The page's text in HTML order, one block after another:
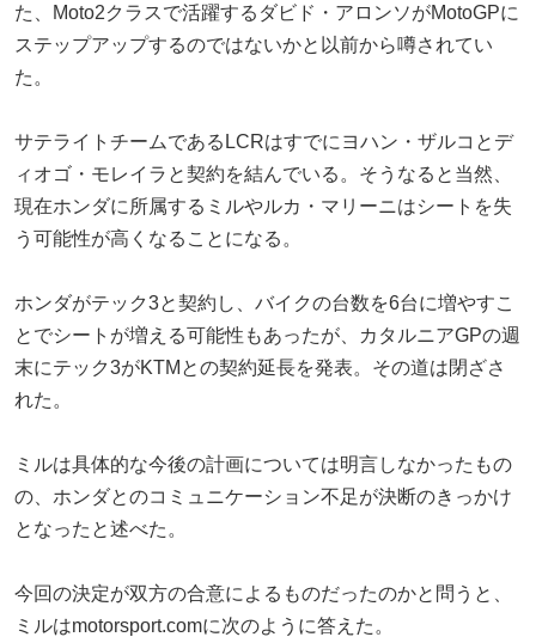
た、Moto2クラスで活躍するダビド・アロンソがMotoGPに
ステップアップするのではないかと以前から噂されてい
た。
サテライトチームであるLCRはすでにヨハン・ザルコとデ
ィオゴ・モレイラと契約を結んでいる。そうなると当然、
現在ホンダに所属するミルやルカ・マリーニはシートを失
う可能性が高くなることになる。
ホンダがテック3と契約し、バイクの台数を6台に増やすこ
とでシートが増える可能性もあったが、カタルニアGPの週
末にテック3がKTMとの契約延長を発表。その道は閉ざさ
れた。
ミルは具体的な今後の計画については明言しなかったもの
の、ホンダとのコミュニケーション不足が決断のきっかけ
となったと述べた。
今回の決定が双方の合意によるものだったのかと問うと、
ミルはmotorsport.comに次のように答えた。